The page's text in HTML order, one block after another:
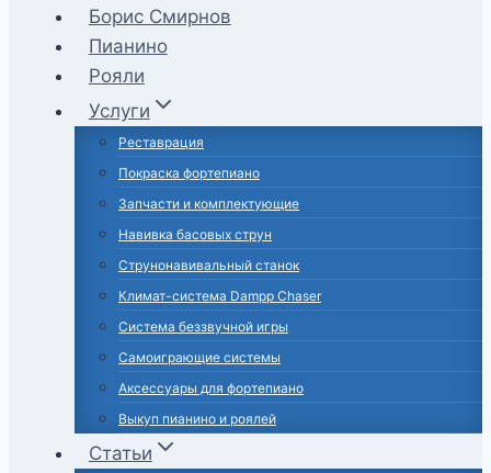
Борис Смирнов
Пианино
Рояли
Услуги
Реставрация
Покраска фортепиано
Запчасти и комплектующие
Навивка басовых струн
Струнонавивальный станок
Климат-система Dampp Chaser
Система беззвучной игры
Самоиграющие системы
Аксессуары для фортепиано
Выкуп пианино и роялей
Статьи